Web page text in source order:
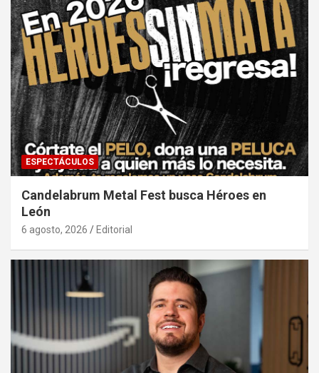
ESPECTÁCULOS
Candelabrum Metal Fest busca Héroes en
León
6 agosto, 2026 Editorial